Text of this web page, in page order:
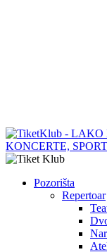
Pozorišta
Repertoar